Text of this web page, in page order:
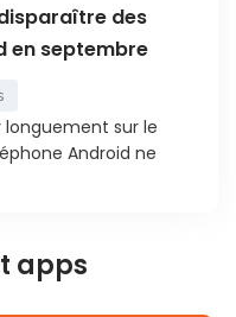
des
en septembre
longuement sur le
Android ne
apps